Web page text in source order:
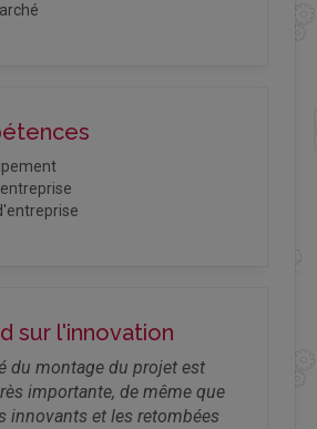
sur l'innovation
du montage du projet est
importante, de même que
innovants et les retombées